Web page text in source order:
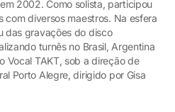
2002. Como solista, participou
com diversos maestros. Na esfera
das gravações do disco
turnês no Brasil, Argentina
Vocal TAKT, sob a direção de
Porto Alegre, dirigido por Gisa